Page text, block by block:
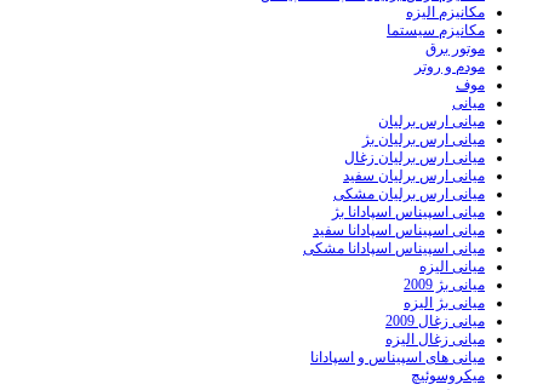
مکانیزم الیزه
مکانیزم سیستما
موتور برق
مودم و روتر
موف
میانی
میانی ارس برلیان
میانی ارس برلیان بژ
میانی ارس برلیان زغال
میانی ارس برلیان سفید
میانی ارس برلیان مشکی
میانی اسپیناس اسپادانا بژ
میانی اسپیناس اسپادانا سفید
میانی اسپیناس اسپادانا مشکی
میانی الیزه
میانی بژ 2009
میانی بژ الیزه
میانی زغال 2009
میانی زغال الیزه
میانی های اسپیناس و اسپادانا
میکروسوئیچ